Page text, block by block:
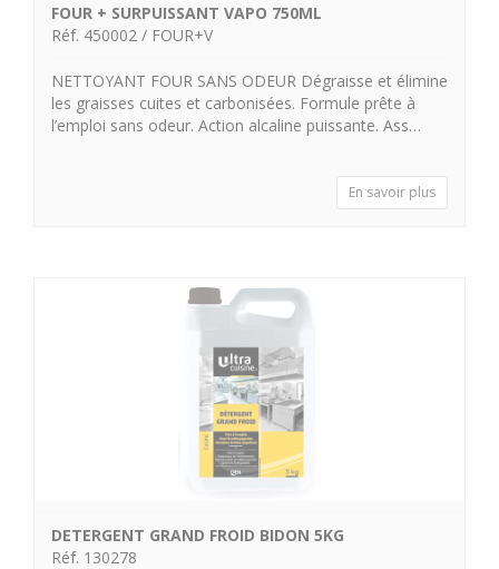
FOUR + SURPUISSANT VAPO 750ML
Réf. 450002 / FOUR+V
NETTOYANT FOUR SANS ODEUR Dégraisse et élimine
les graisses cuites et carbonisées. Formule prête à
l’emploi sans odeur. Action alcaline puissante. Ass…
En savoir plus
DETERGENT GRAND FROID BIDON 5KG
Réf. 130278